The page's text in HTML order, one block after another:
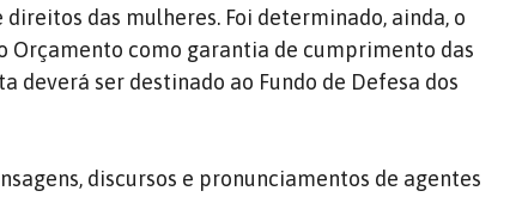
das mulheres. Foi determinado, ainda, o
Orçamento como garantia de cumprimento das
deverá ser destinado ao Fundo de Defesa dos
discursos e pronunciamentos de agentes